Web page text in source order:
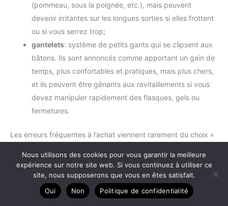
(pommeau, sous la poignée, etc.), mais peuvent
devenir irritantes sur les longues sorties si elles frottent
ou si vous serrez trop;
gantelets: système de petits gants qui se clipsent aux
bâtons. Ils sont annoncés comme apportant un gain de
temps, plus confortables et pratiques, mais plus chers,
et ils peuvent être gênants aux ravitaillements si vous
devez manipuler rapidement des flasques, gels ou
fermetures.
Les erreurs fréquentes à l’achat viennent rarement du choix «
Trois repères simples évitent la plupart des douleurs:
ne pas « pendre » dans la dragonne: elle sert à
transmettre l’appui, pas à suspendre la main;
Nous utilisons des cookies pour vous garantir la meilleure
expérience sur notre site web. Si vous continuez à utiliser ce
site, nous supposerons que vous en êtes satisfait.
Oui
Non Politique de confidentialité